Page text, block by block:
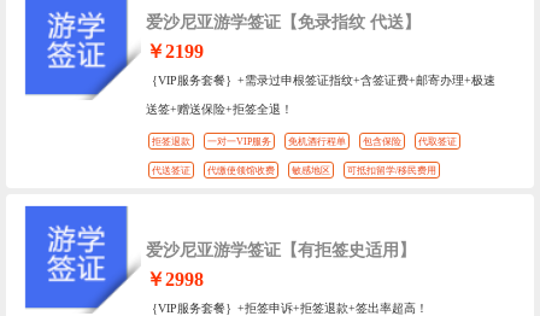
爱沙尼亚游学签证【免录指纹 代送】
￥2199
｛VIP服务套餐｝+需录过申根签证指纹+含签证费+邮寄办理+极速
送签+赠送保险+拒签全退！
拒签退款 一对一VIP服务 免机酒行程单 包含保险 代取签证
代送签证 代缴使领馆收费 敏感地区 可抵扣留学/移民费用
爱沙尼亚游学签证【有拒签史适用】
￥2998
｛VIP服务套餐｝+拒签申诉+拒签退款+签出率超高！